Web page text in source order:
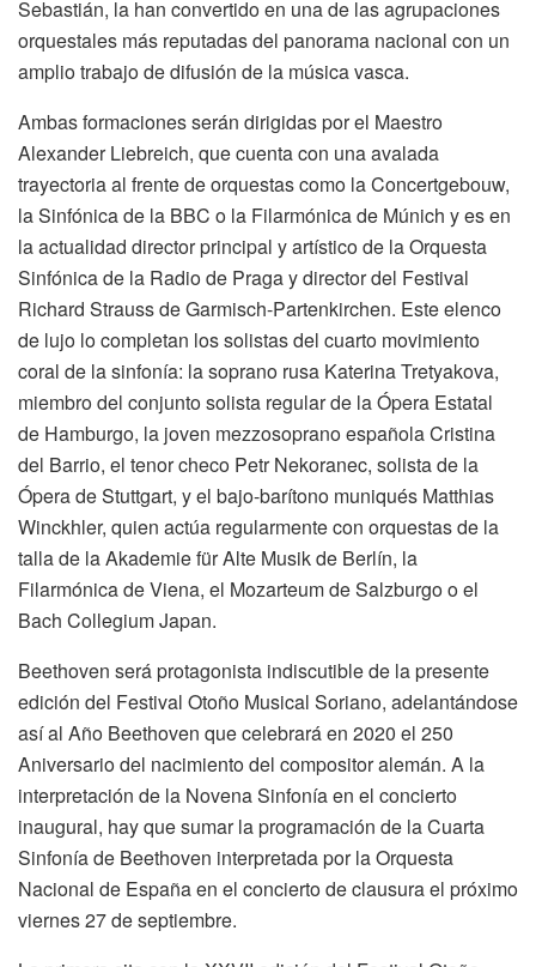
Sebastián, la han convertido en una de las agrupaciones
orquestales más reputadas del panorama nacional con un
amplio trabajo de difusión de la música vasca.
Ambas formaciones serán dirigidas por el Maestro
Alexander Liebreich, que cuenta con una avalada
trayectoria al frente de orquestas como la Concertgebouw,
la Sinfónica de la BBC o la Filarmónica de Múnich y es en
la actualidad director principal y artístico de la Orquesta
Sinfónica de la Radio de Praga y director del Festival
Richard Strauss de Garmisch-Partenkirchen. Este elenco
de lujo lo completan los solistas del cuarto movimiento
coral de la sinfonía: la soprano rusa Katerina Tretyakova,
miembro del conjunto solista regular de la Ópera Estatal
de Hamburgo, la joven mezzosoprano española Cristina
del Barrio, el tenor checo Petr Nekoranec, solista de la
Ópera de Stuttgart, y el bajo-barítono muniqués Matthias
Winckhler, quien actúa regularmente con orquestas de la
talla de la Akademie für Alte Musik de Berlín, la
Filarmónica de Viena, el Mozarteum de Salzburgo o el
Bach Collegium Japan.
Beethoven será protagonista indiscutible de la presente
edición del Festival Otoño Musical Soriano, adelantándose
así al Año Beethoven que celebrará en 2020 el 250
Aniversario del nacimiento del compositor alemán. A la
interpretación de la Novena Sinfonía en el concierto
inaugural, hay que sumar la programación de la Cuarta
Sinfonía de Beethoven interpretada por la Orquesta
Nacional de España en el concierto de clausura el próximo
viernes 27 de septiembre.